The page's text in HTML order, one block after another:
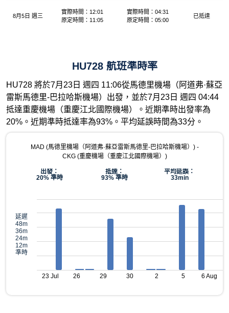
8月5日 週三
實際時間：12:01
原定時間：11:05
實際時間：04:31
原定時間：05:00
已抵達
HU728 航班準時率
HU728 將於7月23日 週四 11:06從馬德里機場（阿道弗·蘇亞
雷斯馬德里-巴拉哈斯機場）出發，並於7月23日 週四 04:44
抵達重慶機場（重慶江北國際機場）。近期準時出發率為
20%。近期準時抵達率為93%。平均延誤時間為33分。
MAD (馬德里機場（阿道弗·蘇亞雷斯馬德里-巴拉哈斯機場）) -
CKG (重慶機場（重慶江北國際機場）)
出發：
20% 準時
抵達：
93% 準時
平均延誤：
33min
延遲
48m
36m
24m
12m
準時
23 Jul 26 29 30 2 5 6 Aug